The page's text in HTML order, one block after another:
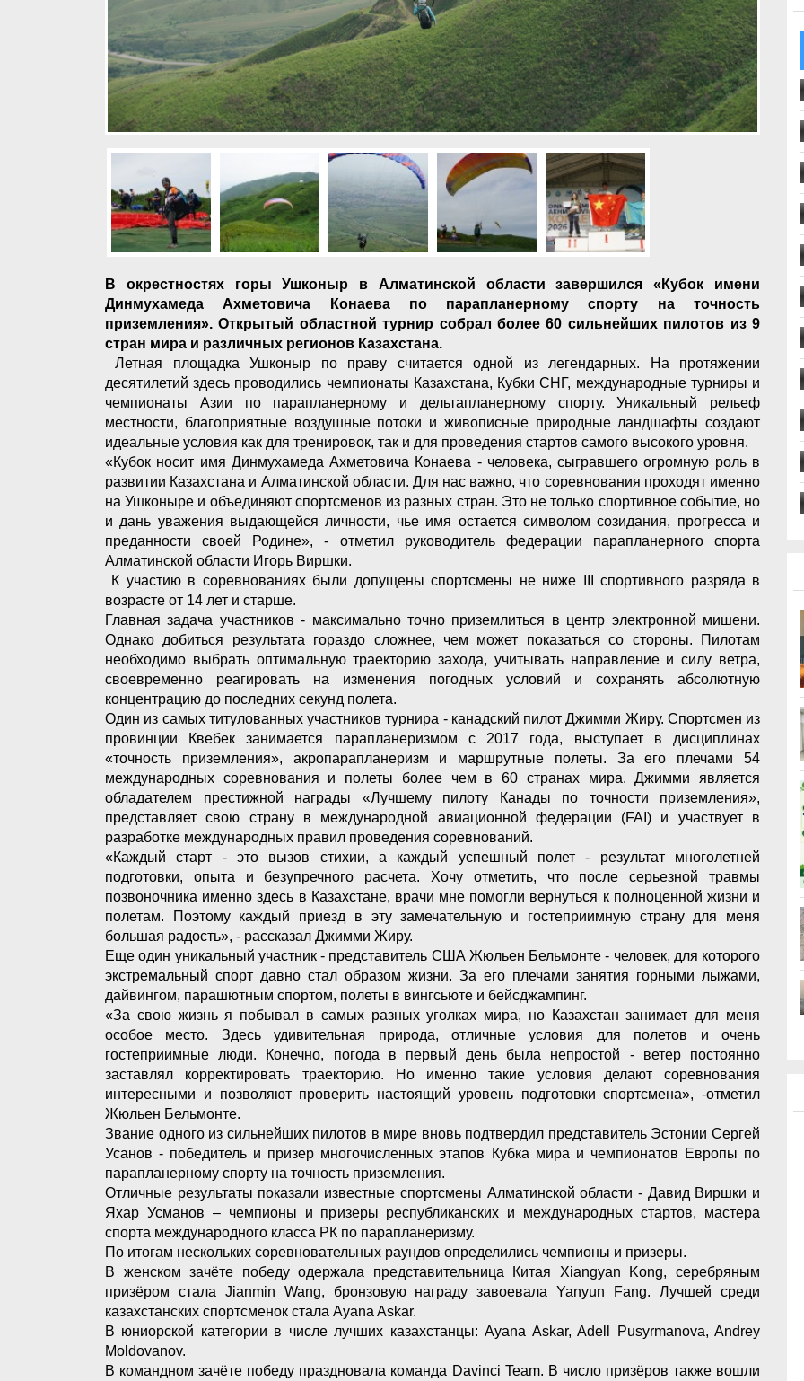
В окрестностях горы Ушконыр в Алматинской области завершился «Кубок имени
Динмухамеда Ахметовича Конаева по парапланерному спорту на точность
приземления». Открытый областной турнир собрал более 60 сильнейших пилотов из 9
стран мира и различных регионов Казахстана.
Летная площадка Ушконыр по праву считается одной из легендарных. На протяжении
десятилетий здесь проводились чемпионаты Казахстана, Кубки СНГ, международные турниры и
чемпионаты Азии по парапланерному и дельтапланерному спорту. Уникальный рельеф
местности, благоприятные воздушные потоки и живописные природные ландшафты создают
идеальные условия как для тренировок, так и для проведения стартов самого высокого уровня.
«Кубок носит имя Динмухамеда Ахметовича Конаева - человека, сыгравшего огромную роль в
развитии Казахстана и Алматинской области. Для нас важно, что соревнования проходят именно
на Ушконыре и объединяют спортсменов из разных стран. Это не только спортивное событие, но
и дань уважения выдающейся личности, чье имя остается символом созидания, прогресса и
преданности своей Родине», - отметил руководитель федерации парапланерного спорта
Алматинской области Игорь Виршки.
К участию в соревнованиях были допущены спортсмены не ниже III спортивного разряда в
возрасте от 14 лет и старше.
Главная задача участников - максимально точно приземлиться в центр электронной мишени.
Однако добиться результата гораздо сложнее, чем может показаться со стороны. Пилотам
необходимо выбрать оптимальную траекторию захода, учитывать направление и силу ветра,
своевременно реагировать на изменения погодных условий и сохранять абсолютную
концентрацию до последних секунд полета.
Один из самых титулованных участников турнира - канадский пилот Джимми Жиру. Спортсмен из
провинции Квебек занимается парапланеризмом с 2017 года, выступает в дисциплинах
«точность приземления», акропарапланеризм и маршрутные полеты. За его плечами 54
международных соревнования и полеты более чем в 60 странах мира. Джимми является
обладателем престижной награды «Лучшему пилоту Канады по точности приземления»,
представляет свою страну в международной авиационной федерации (FAI) и участвует в
разработке международных правил проведения соревнований.
«Каждый старт - это вызов стихии, а каждый успешный полет - результат многолетней
подготовки, опыта и безупречного расчета. Хочу отметить, что после серьезной травмы
позвоночника именно здесь в Казахстане, врачи мне помогли вернуться к полноценной жизни и
полетам. Поэтому каждый приезд в эту замечательную и гостеприимную страну для меня
большая радость», - рассказал Джимми Жиру.
Еще один уникальный участник - представитель США Жюльен Бельмонте - человек, для которого
экстремальный спорт давно стал образом жизни. За его плечами занятия горными лыжами,
дайвингом, парашютным спортом, полеты в вингсьюте и бейсджампинг.
«За свою жизнь я побывал в самых разных уголках мира, но Казахстан занимает для меня
особое место. Здесь удивительная природа, отличные условия для полетов и очень
гостеприимные люди. Конечно, погода в первый день была непростой - ветер постоянно
заставлял корректировать траекторию. Но именно такие условия делают соревнования
интересными и позволяют проверить настоящий уровень подготовки спортсмена», -отметил
Жюльен Бельмонте.
Звание одного из сильнейших пилотов в мире вновь подтвердил представитель Эстонии Сергей
Усанов - победитель и призер многочисленных этапов Кубка мира и чемпионатов Европы по
парапланерному спорту на точность приземления.
Отличные результаты показали известные спортсмены Алматинской области - Давид Виршки и
Яхар Усманов – чемпионы и призеры республиканских и международных стартов, мастера
спорта международного класса РК по парапланеризму.
По итогам нескольких соревновательных раундов определились чемпионы и призеры.
В женском зачёте победу одержала представительница Китая Xiangyan Kong, серебряным
призёром стала Jianmin Wang, бронзовую награду завоевала Yanyun Fang. Лучшей среди
казахстанских спортсменок стала Ayana Askar.
В юниорской категории в числе лучших казахстанцы: Ayana Askar, Adell Pusyrmanova, Andrey
Moldovanov.
В командном зачёте победу праздновала команда Davinci Team. В число призёров также вошли